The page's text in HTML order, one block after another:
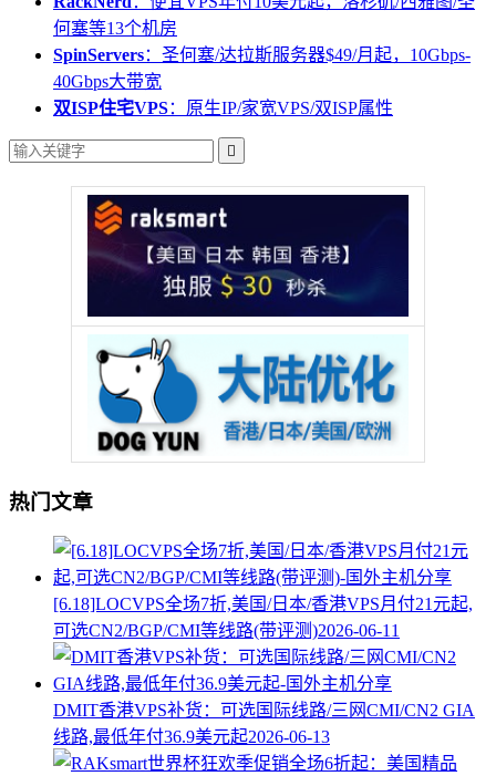
何塞等13个机房
SpinServers：圣何塞/达拉斯服务器$49/月起，10Gbps-
40Gbps大带宽
双ISP住宅VPS：原生IP/家宽VPS/双ISP属性

热门文章
[6.18]LOCVPS全场7折,美国/日本/香港VPS月付21元起,
可选CN2/BGP/CMI等线路(带评测)2026-06-11
DMIT香港VPS补货：可选国际线路/三网CMI/CN2 GIA
线路,最低年付36.9美元起2026-06-13